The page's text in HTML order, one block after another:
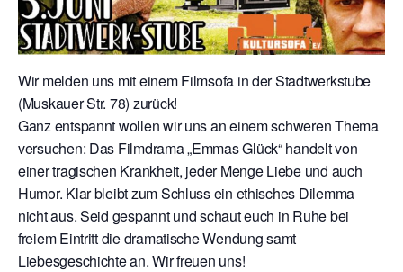
Wir melden uns mit einem Filmsofa in der Stadtwerkstube
(Muskauer Str. 78) zurück!
Ganz entspannt wollen wir uns an einem schweren Thema
versuchen: Das Filmdrama „Emmas Glück“ handelt von
einer tragischen Krankheit, jeder Menge Liebe und auch
Humor. Klar bleibt zum Schluss ein ethisches Dilemma
nicht aus. Seid gespannt und schaut euch in Ruhe bei
freiem Eintritt die dramatische Wendung samt
Liebesgeschichte an. Wir freuen uns!